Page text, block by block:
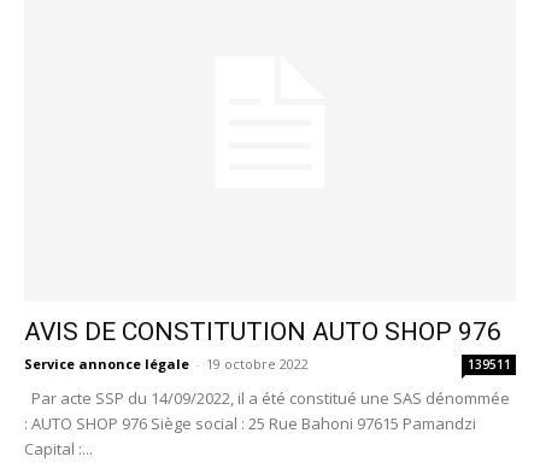
AVIS DE CONSTITUTION AUTO SHOP 976
Service annonce légale - 19 octobre 2022 139511
Par acte SSP du 14/09/2022, il a été constitué une SAS dénommée
: AUTO SHOP 976 Siège social : 25 Rue Bahoni 97615 Pamandzi
Capital :...